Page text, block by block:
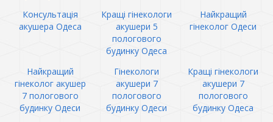
Консультація
акушера Одеса
Кращі гінекологи
акушери 5
пологового
будинку Одеса
Найкращий
гінеколог Одеси
Найкращий
гінеколог акушер
7 пологового
будинку Одеси
Гінекологи
акушери 7
пологового
будинку Одеси
Кращі гінекологи
акушери 7
пологового
будинку Одеса